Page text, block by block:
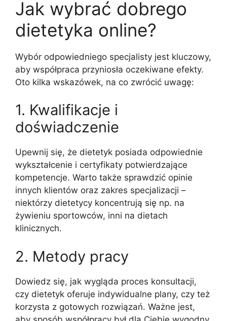
Jak wybrać dobrego
dietetyka online?
Wybór odpowiedniego specjalisty jest kluczowy,
aby współpraca przyniosła oczekiwane efekty.
Oto kilka wskazówek, na co zwrócić uwagę:
1. Kwalifikacje i
doświadczenie
Upewnij się, że dietetyk posiada odpowiednie
wykształcenie i certyfikaty potwierdzające
kompetencje. Warto także sprawdzić opinie
innych klientów oraz zakres specjalizacji –
niektórzy dietetycy koncentrują się np. na
żywieniu sportowców, inni na dietach
klinicznych.
2. Metody pracy
Dowiedz się, jak wygląda proces konsultacji,
czy dietetyk oferuje indywidualne plany, czy też
korzysta z gotowych rozwiązań. Ważne jest,